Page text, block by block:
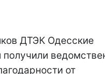
ДТЭК Одесские
получили
от